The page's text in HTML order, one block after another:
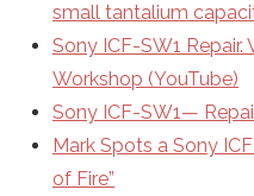
small tantalium
Sony ICF-SW1
Workshop (YouTube)
Sony ICF-SW1—
Mark Spots a Sony
of Fire”